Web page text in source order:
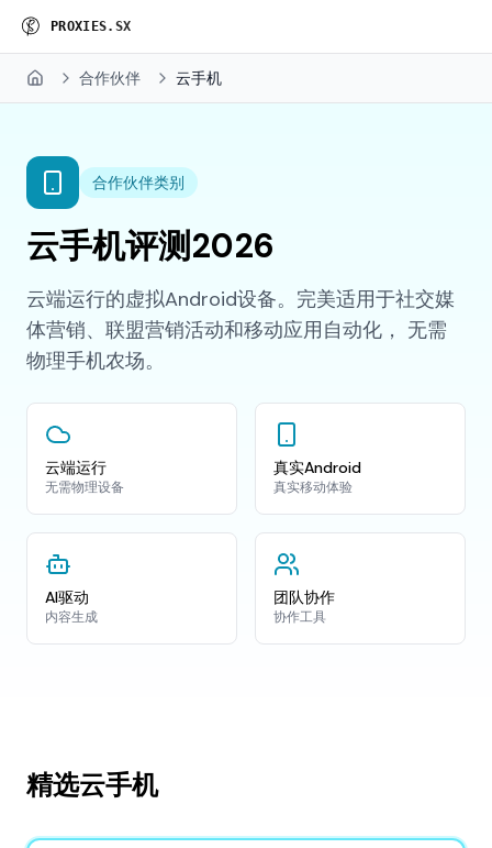
PROXI ES. SX
Home 合作伙伴 云手机
合作伙伴类别
云手机评测2026
云端运行的虚拟Android设备。完美适用于社交媒
体营销、联盟营销活动和移动应用自动化， 无需
物理手机农场。
云端运行
无需物理设备
真实Android
真实移动体验
AI驱动
内容生成
团队协作
协作工具
精选云手机